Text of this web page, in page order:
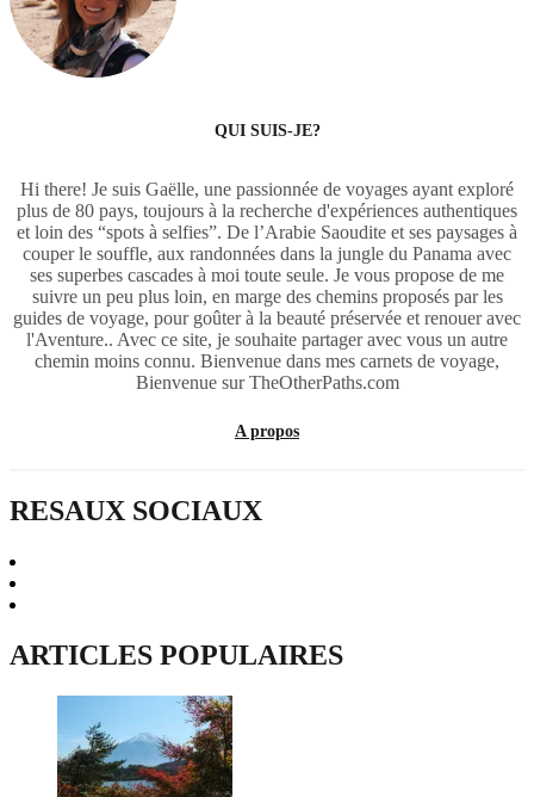
QUI SUIS-JE?
Hi there! Je suis Gaëlle, une passionnée de voyages ayant exploré
plus de 80 pays, toujours à la recherche d'expériences authentiques
et loin des “spots à selfies”. De l’Arabie Saoudite et ses paysages à
couper le souffle, aux randonnées dans la jungle du Panama avec
ses superbes cascades à moi toute seule. Je vous propose de me
suivre un peu plus loin, en marge des chemins proposés par les
guides de voyage, pour goûter à la beauté préservée et renouer avec
l'Aventure.. Avec ce site, je souhaite partager avec vous un autre
chemin moins connu. Bienvenue dans mes carnets de voyage,
Bienvenue sur TheOtherPaths.com
A propos
RESAUX SOCIAUX
ARTICLES POPULAIRES